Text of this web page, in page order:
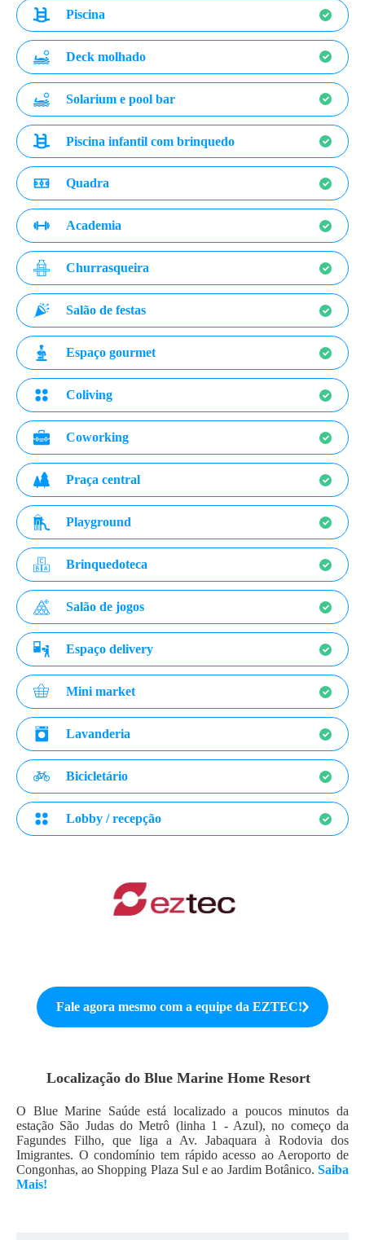
Piscina
Deck molhado
Solarium e pool bar
Piscina infantil com brinquedo
Quadra
Academia
Churrasqueira
Salão de festas
Espaço gourmet
Coliving
Coworking
Praça central
Playground
Brinquedoteca
Salão de jogos
Espaço delivery
Mini market
Lavanderia
Bicicletário
Lobby / recepção
Fale agora mesmo com a equipe da EZTEC!
Localização do Blue Marine Home Resort
O Blue Marine Saúde está localizado a poucos minutos da
estação São Judas do Metrô (linha 1 - Azul), no começo da
Fagundes Filho, que liga a Av. Jabaquara à Rodovia dos
Imigrantes. O condomínio tem rápido acesso ao Aeroporto de
Congonhas, ao Shopping Plaza Sul e ao Jardim Botânico. Saiba
Mais!